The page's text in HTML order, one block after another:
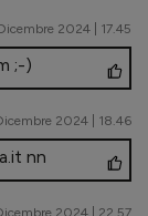
2024 | 17.45
;-)
2024 | 18.46
nn
2024 | 22.57